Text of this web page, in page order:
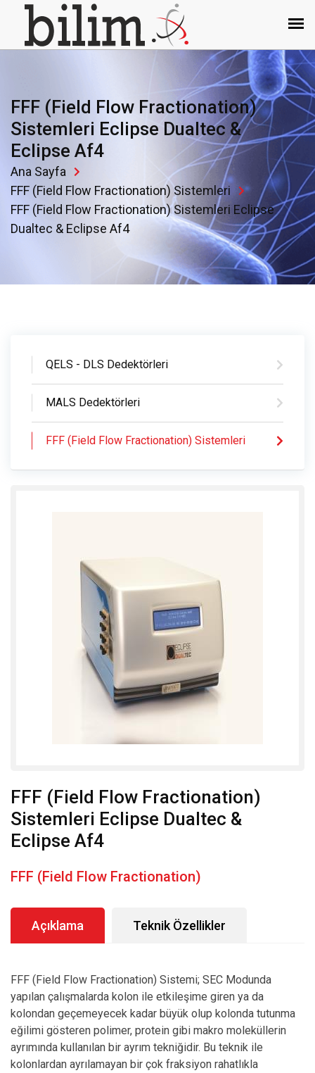
FFF (Field Flow Fractionation)
Sistemleri Eclipse Dualtec &
Eclipse Af4
Ana Sayfa
FFF (Field Flow Fractionation) Sistemleri
FFF (Field Flow Fractionation) Sistemleri Eclipse
Dualtec & Eclipse Af4
QELS - DLS Dedektörleri
MALS Dedektörleri
FFF (Field Flow Fractionation) Sistemleri
FFF (Field Flow Fractionation)
Sistemleri Eclipse Dualtec &
Eclipse Af4
FFF (Field Flow Fractionation)
Açıklama Teknik Özellikler
FFF (Field Flow Fractionation) Sistemi; SEC Modunda
yapılan çalışmalarda kolon ile etkileşime giren ya da
kolondan geçemeyecek kadar büyük olup kolonda tutunma
eğilimi gösteren polimer, protein gibi makro moleküllerin
ayrımında kullanılan bir ayrım tekniğidir. Bu teknik ile
kolonlardan ayrılamayan bir çok fraksiyon rahatlıkla